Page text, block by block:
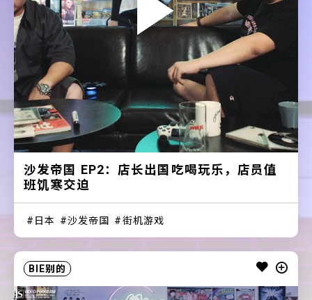
沙发帝国 EP2：店长出国吃喝玩乐，店员值
班饥寒交迫
日本 沙发帝国 街机游戏
BIE别的